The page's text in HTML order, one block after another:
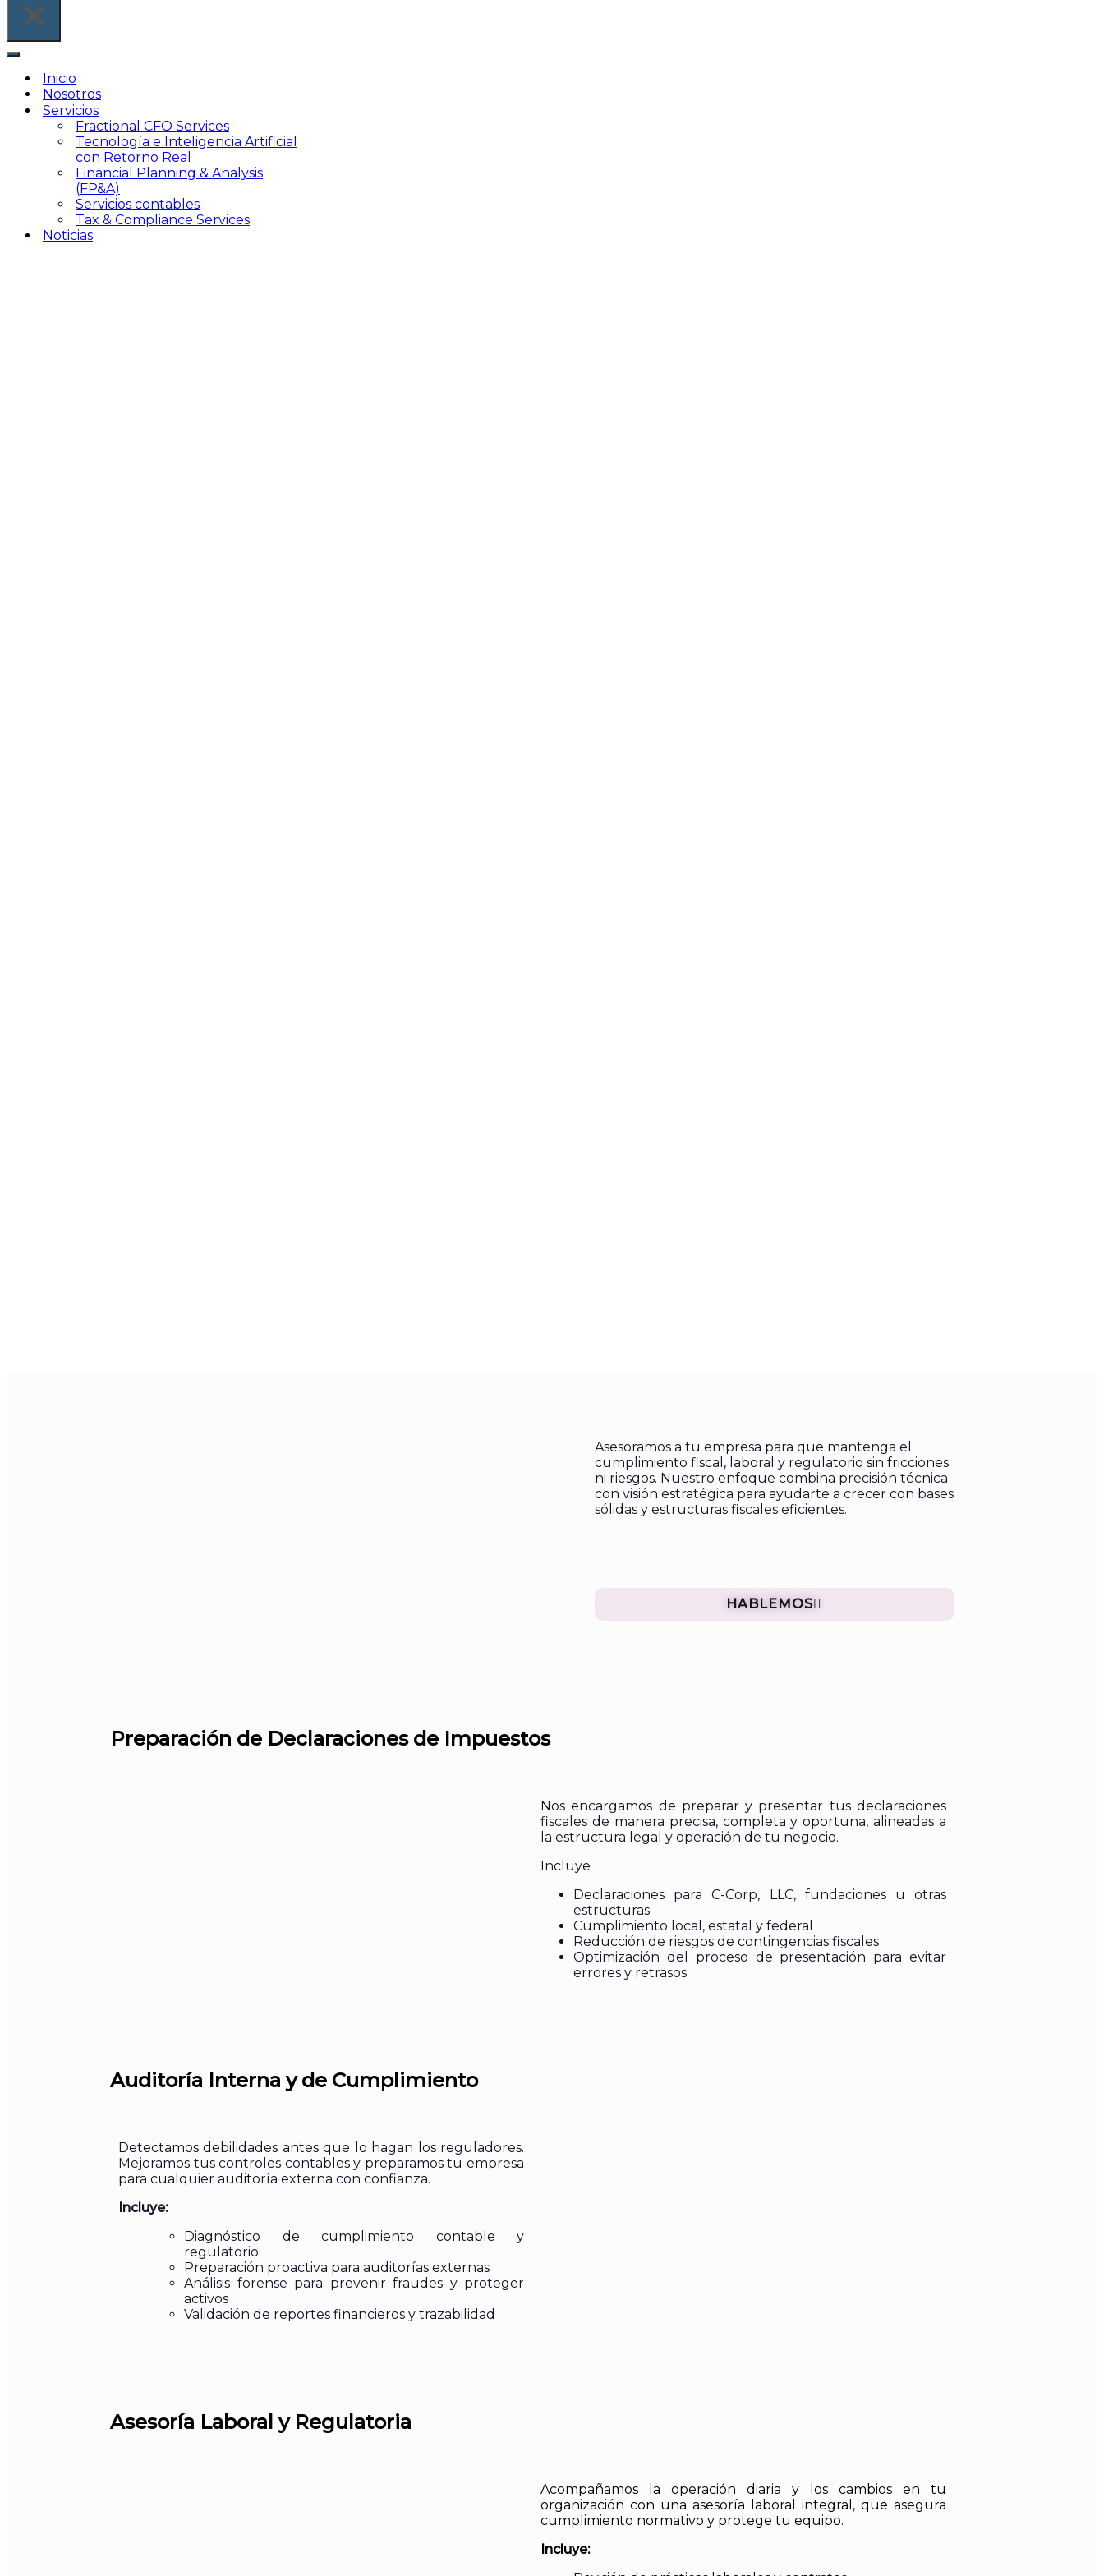
Inicio
Nosotros
Servicios
Fractional CFO Services
Tecnología e Inteligencia Artificial
con Retorno Real
Financial Planning & Analysis
(FP&A)
Servicios contables
Tax & Compliance Services
Noticias
Asesoramos a tu empresa para que mantenga el
cumplimiento fiscal, laboral y regulatorio sin fricciones
ni riesgos. Nuestro enfoque combina precisión técnica
con visión estratégica para ayudarte a crecer con bases
sólidas y estructuras fiscales eficientes.
HABLEMOS
Preparación de Declaraciones de Impuestos
Nos encargamos de preparar y presentar tus declaraciones
fiscales de manera precisa, completa y oportuna, alineadas a
la estructura legal y operación de tu negocio.
Incluye
Declaraciones para C-Corp, LLC, fundaciones u otras
estructuras
Cumplimiento local, estatal y federal
Reducción de riesgos de contingencias fiscales
Optimización del proceso de presentación para evitar
errores y retrasos
Auditoría Interna y de Cumplimiento
Detectamos debilidades antes que lo hagan los reguladores.
Mejoramos tus controles contables y preparamos tu empresa
para cualquier auditoría externa con confianza.
Incluye:
Diagnóstico de cumplimiento contable y
regulatorio
Preparación proactiva para auditorías externas
Análisis forense para prevenir fraudes y proteger
activos
Validación de reportes financieros y trazabilidad
Asesoría Laboral y Regulatoria
Acompañamos la operación diaria y los cambios en tu
organización con una asesoría laboral integral, que asegura
cumplimiento normativo y protege tu equipo.
Incluye: